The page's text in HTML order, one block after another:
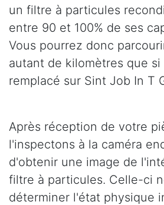
un filtre à particules
entre 90 et 100% de ses
Vous pourrez donc
autant de kilomètres que si
remplacé sur Sint Job In T
Après réception de votre
l'inspectons à la caméra
d'obtenir une image de
filtre à particules. Celle-ci
déterminer l'état physique